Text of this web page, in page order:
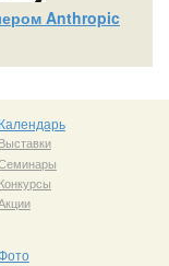
Anthropic
Календарь
Выставки
Конкурсы